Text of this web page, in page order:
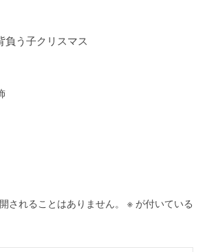
負う子クリスマス
されることはありません。 ※ が付いている